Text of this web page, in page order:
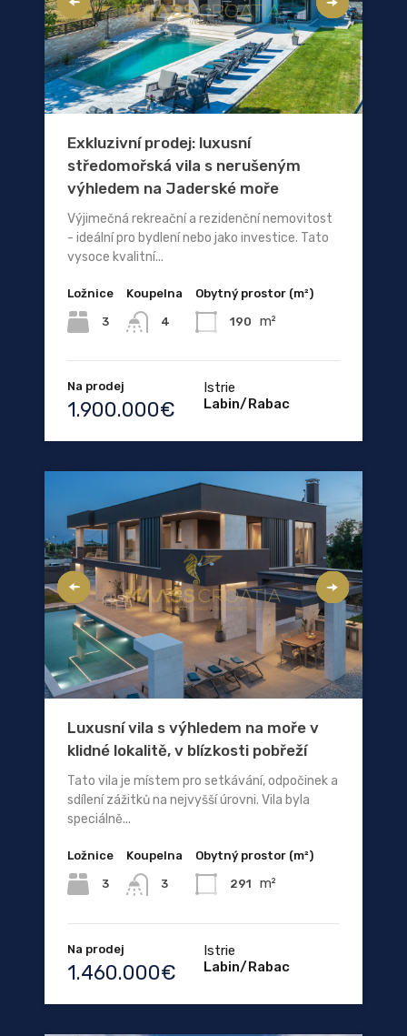
Exkluzivní prodej: luxusní
středomořská vila s nerušeným
výhledem na Jaderské moře
Výjimečná rekreační a rezidenční nemovitost
- ideální pro bydlení nebo jako investice. Tato
vysoce kvalitní...
Ložnice
3
Koupelna
4
Obytný prostor (m²)
190 m²
Na prodej
1.900.000€
Istrie
Labin/Rabac
Luxusní vila s výhledem na moře v
klidné lokalitě, v blízkosti pobřeží
Tato vila je místem pro setkávání, odpočinek a
sdílení zážitků na nejvyšší úrovni. Vila byla
speciálně...
Ložnice
3
Koupelna
3
Obytný prostor (m²)
291 m²
Na prodej
1.460.000€
Istrie
Labin/Rabac